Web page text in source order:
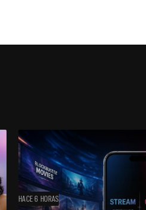
HACE 6 HORAS